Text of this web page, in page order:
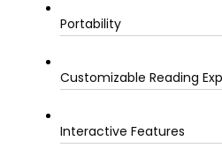
Portability
Customizable Reading
Interactive Features